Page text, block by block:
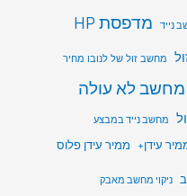
נייד מדפסת HP
מחשב זול של לנובו מחיר
מחשב לא עולה
מחשב נייד במבצע
עידן+ ממיר עידן פלוס
ניקוי מחשב מאבק